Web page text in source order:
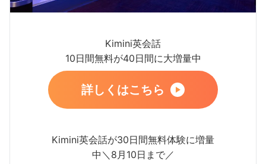
Kimini英会話
10日間無料が40日間に大増量中
詳しくはこちら
Kimini英会話が30日間無料体験に増量
中＼8月10日まで／